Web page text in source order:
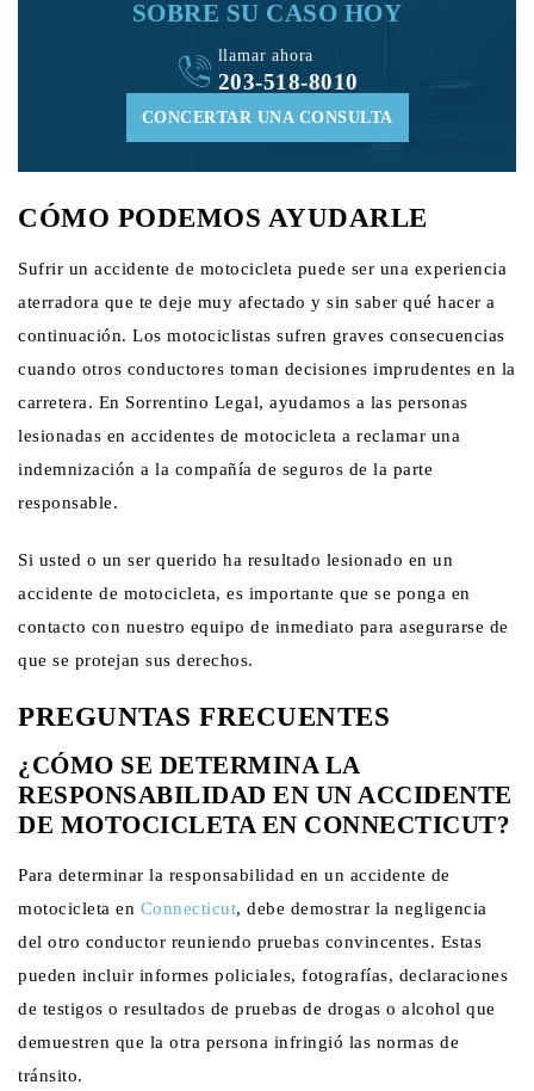
SOBRE SU CASO HOY
CONCERTAR UNA CONSULTA
llamar ahora
203-518-8010
CÓMO PODEMOS AYUDARLE
Sufrir un accidente de motocicleta puede ser una experiencia
aterradora que te deje muy afectado y sin saber qué hacer a
continuación. Los motociclistas sufren graves consecuencias
cuando otros conductores toman decisiones imprudentes en la
carretera. En Sorrentino Legal, ayudamos a las personas
lesionadas en accidentes de motocicleta a reclamar una
indemnización a la compañía de seguros de la parte
responsable.
Si usted o un ser querido ha resultado lesionado en un
accidente de motocicleta, es importante que se ponga en
contacto con nuestro equipo de inmediato para asegurarse de
que se protejan sus derechos.
PREGUNTAS FRECUENTES
¿CÓMO SE DETERMINA LA
RESPONSABILIDAD EN UN ACCIDENTE
DE MOTOCICLETA EN CONNECTICUT?
Para determinar la responsabilidad en un accidente de
motocicleta en Connecticut, debe demostrar la negligencia
del otro conductor reuniendo pruebas convincentes. Estas
pueden incluir informes policiales, fotografías, declaraciones
de testigos o resultados de pruebas de drogas o alcohol que
demuestren que la otra persona infringió las normas de
tránsito.